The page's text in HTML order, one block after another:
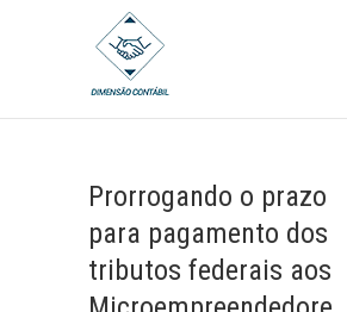
Prorrogando o prazo
para pagamento dos
tributos federais aos